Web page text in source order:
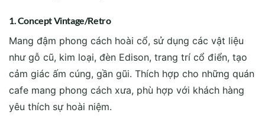
1. Concept Vintage/Retro
Mang đậm phong cách hoài cổ, sử dụng các vật liệu
như gỗ cũ, kim loại, đèn Edison, trang trí cổ điển, tạo
cảm giác ấm cúng, gần gũi. Thích hợp cho những quán
cafe mang phong cách xưa, phù hợp với khách hàng
yêu thích sự hoài niệm.